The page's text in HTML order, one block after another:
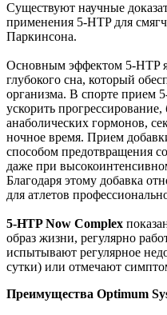
Существуют научные
применения 5-HTP для
Паркинсона.
Основным эффектом 5-HTP
глубокого сна, который
организма. В спорте прием
ускорить
анаболических гормонов,
ночное время. Прием
способом предотвращения
даже при
Благодаря этому добавка
для атлетов
5-HTP Now Complex
образ жизни, регулярно
испытывают регулярное
сутки) или отмечают
Преимущества Optimum